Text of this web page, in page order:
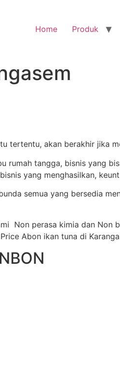
Home Produk
tertentu, akan berakhir jika
semua yang bersedia
Non perasa kimia dan Non
Abon ikan tuna di